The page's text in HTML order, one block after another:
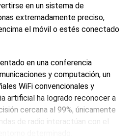
comida rápida y
de comida rápida también ha
en el ámbito sanitario. Diversos
el consumo habitual de este tipo
de salud como la obesidad, el
metabólicas.
en un sistema de
extremadamente preciso,
el móvil o estés conectado
en una conferencia
y computación, un
WiFi convencionales y
artificial ha logrado reconocer a
cercana al 99%, únicamente
de radio interactúan con el